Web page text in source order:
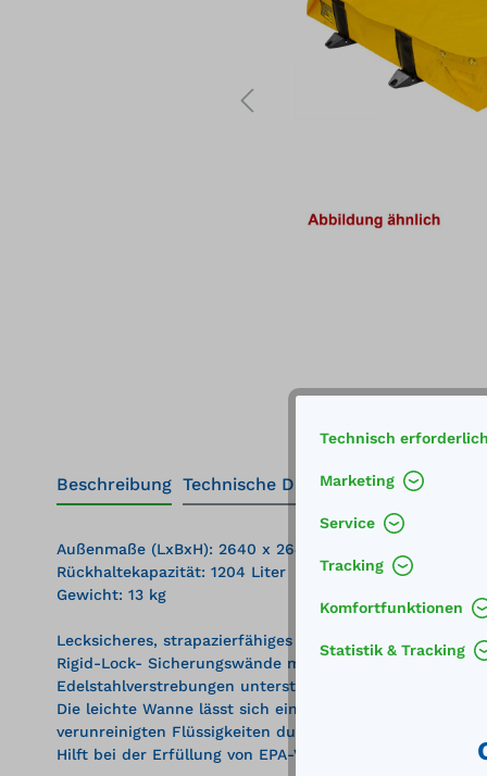
Beschreibung Technische Daten
Außenmaße (LxBxH): 2640 x 2640 x 203 mm
Rückhaltekapazität: 1204 Liter
Gewicht: 13 kg
Lecksicheres, strapazierfähiges EnGuard™ I PVC-
Rigid-Lock- Sicherungswände maximieren den
Edelstahlverstrebungen unterstützen die Wand in
Die leichte Wanne lässt sich einfach klein
verunreinigten Flüssigkeiten durch Personal oder
Hilft bei der Erfüllung von EPA-Vorgaben zur
Technisch
Marketing
Service
Tracking
Komfortfunktionen
Statistik & Tracking